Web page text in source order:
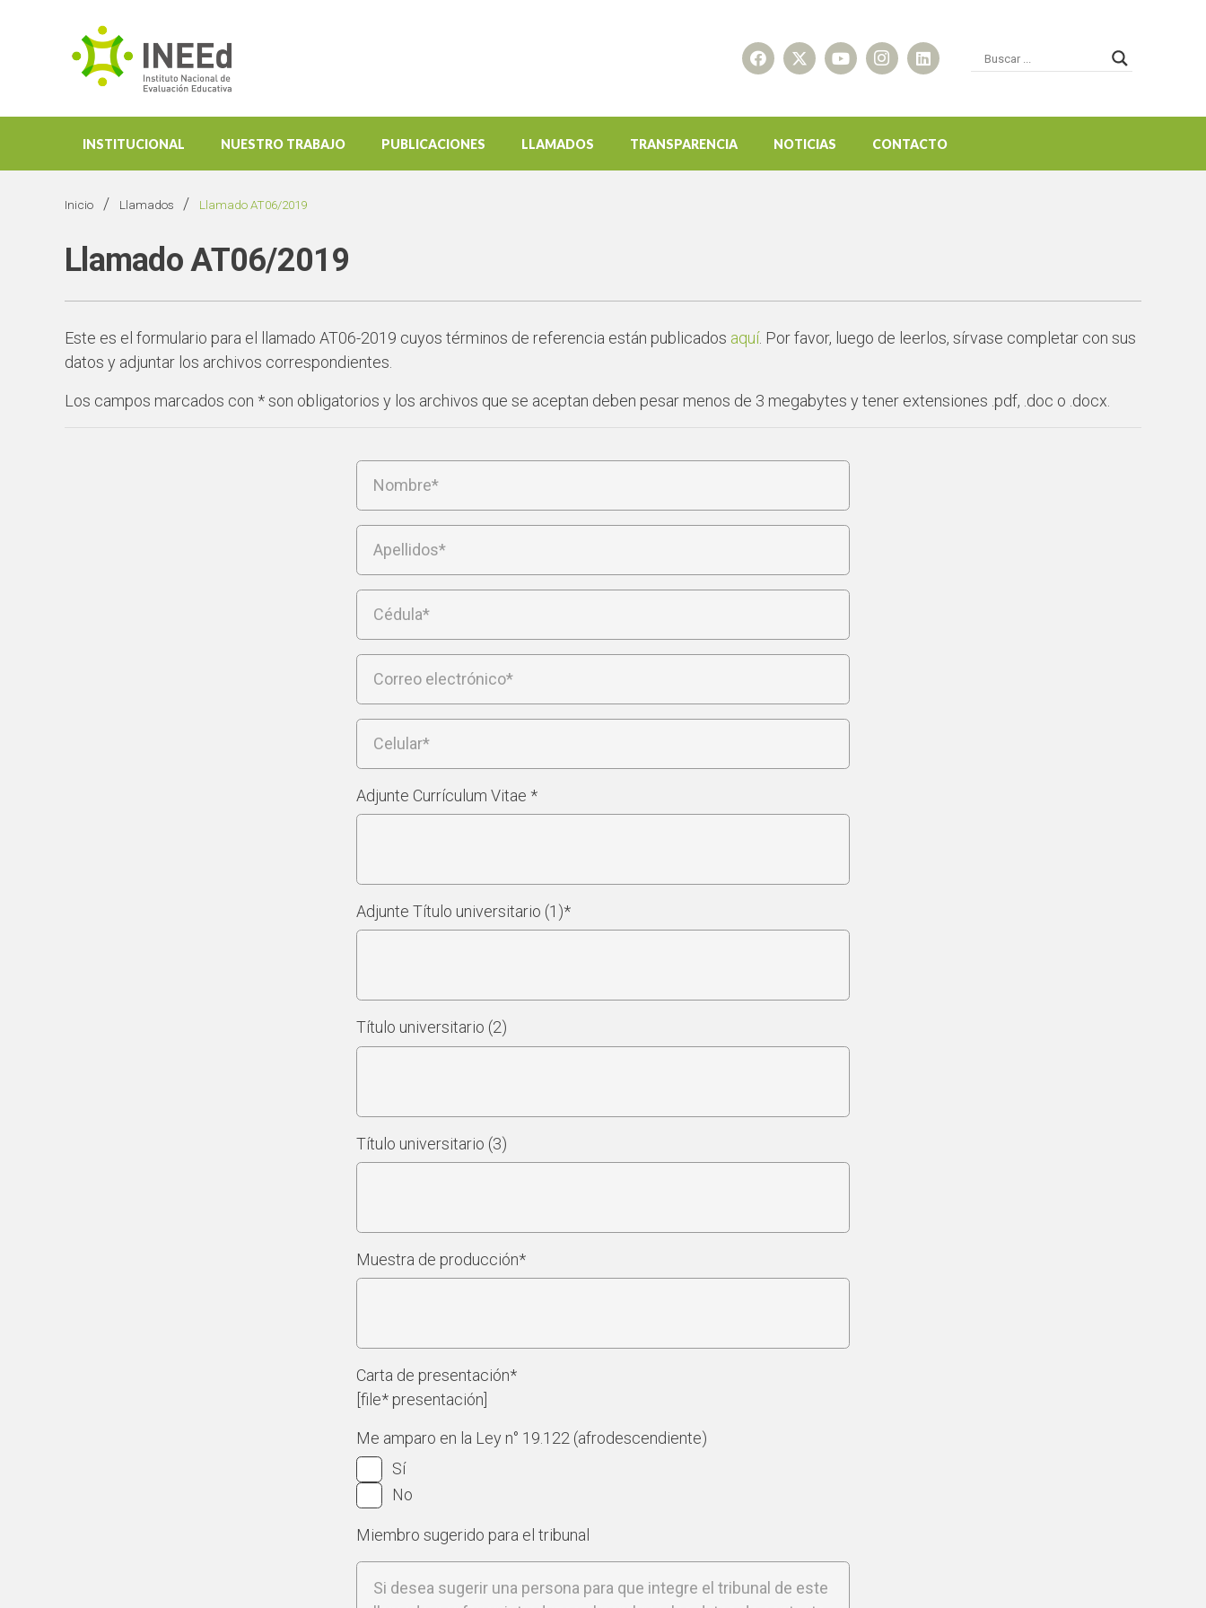
INSTITUCIONAL NUESTRO TRABAJO PUBLICACIONES LLAMADOS TRANSPARENCIA NOTICIAS CONTACTO
Inicio / Llamados / Llamado AT06/2019
Llamado AT06/2019
Este es el formulario para el llamado AT06-2019 cuyos términos de referencia están publicados aquí. Por favor, luego de leerlos, sírvase completar con sus
datos y adjuntar los archivos correspondientes.
Los campos marcados con * son obligatorios y los archivos que se aceptan deben pesar menos de 3 megabytes y tener extensiones .pdf, .doc o .docx.
Adjunte Currículum Vitae *
Adjunte Título universitario (1)*
Título universitario (2)
Título universitario (3)
Muestra de producción*
Carta de presentación*
[file* presentación]
Me amparo en la Ley n° 19.122 (afrodescendiente)
Sí
No
Miembro sugerido para el tribunal